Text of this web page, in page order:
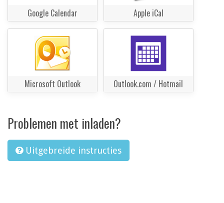
Google Calendar Apple iCal
Microsoft Outlook Outlook.com / Hotmail
Problemen met inladen?
Uitgebreide instructies